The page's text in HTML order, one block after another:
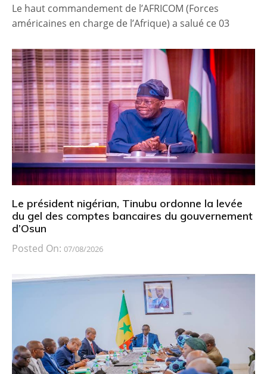
Le haut commandement de l’AFRICOM (Forces
américaines en charge de l’Afrique) a salué ce 03
Le président nigérian, Tinubu ordonne la levée
du gel des comptes bancaires du gouvernement
d’Osun
Posted On: 07/08/2026